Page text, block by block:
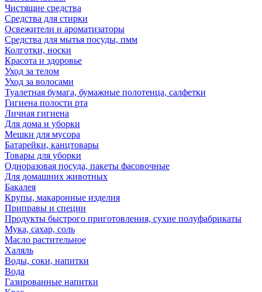
Чистящие средства
Средства для стирки
Освежители и ароматизаторы
Средства для мытья посуды, пмм
Колготки, носки
Красота и здоровье
Уход за телом
Уход за волосами
Туалетная бумага, бумажные полотенца, салфетки
Гигиена полости рта
Личная гигиена
Для дома и уборки
Мешки для мусора
Батарейки, канцтовары
Товары для уборки
Одноразовая посуда, пакеты фасовочные
Для домашних животных
Бакалея
Крупы, макаронные изделия
Приправы и специи
Продукты быстрого приготовления, сухие полуфабрикаты
Мука, сахар, соль
Масло растительное
Халяль
Воды, соки, напитки
Вода
Газированные напитки